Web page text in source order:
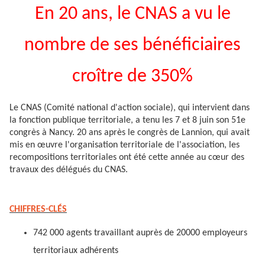
En 20 ans, le CNAS a vu le
nombre de ses bénéficiaires
croître de 350%
Le CNAS (Comité national d'action sociale), qui intervient dans
la fonction publique territoriale, a tenu les 7 et 8 juin son 51e
congrès à Nancy. 20 ans après le congrès de Lannion, qui avait
mis en œuvre l'organisation territoriale de l'association, les
recompositions territoriales ont été cette année au cœur des
travaux des délégués du CNAS.
CHIFFRES-CLÉS
742 000 agents travaillant auprès de 20000 employeurs
territoriaux adhérents